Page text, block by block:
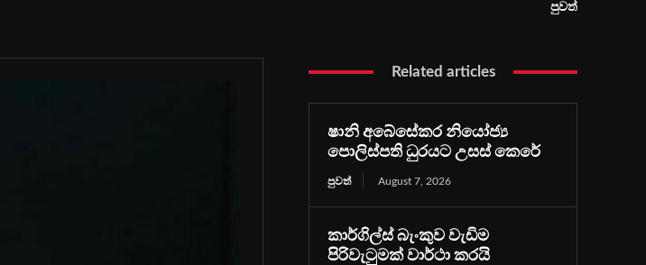
පුවත්
Related articles
ෂානි අබේසේකර නියෝජ්‍ය
පොලිස්පති ධුරයට උසස් කෙරේ
පුවත් August 7, 2026
කාර්ගිල්ස් බැංකුව වැඩිම
පිරිවැටුමක් වාර්ථා කරයි